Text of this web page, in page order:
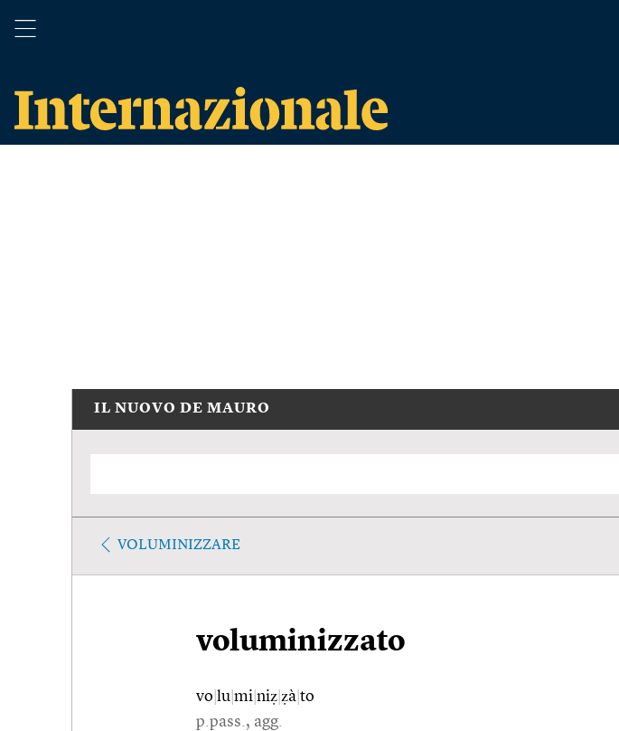
IL NUOVO DE MAURO
VOLUMINIZZARE
voluminizzato
vo lu mi niẓ ẓà to
p.pass., agg.